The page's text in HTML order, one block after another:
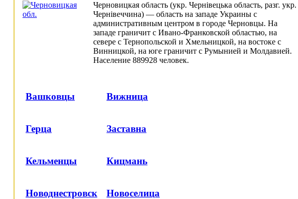
Черновицкая область (укр. Чернівецька область, разг. укр.
Чернівеччина) — область на западе Украины с
административным центром в городе Черновцы. На
западе граничит с Ивано-Франковской областью, на
севере с Тернопольской и Хмельницкой, на востоке с
Винницкой, на юге граничит с Румынией и Молдавией.
Население 889928 человек.
Вашковцы Вижница
Герца Заставна
Кельменцы Кицмань
Новоднестровск Новоселица